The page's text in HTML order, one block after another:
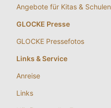
Angebote für Kitas & Schulen
GLOCKE Presse
GLOCKE Pressefotos
Links & Service
Anreise
Links